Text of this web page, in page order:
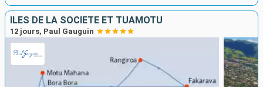
ÎLES DE LA SOCIÉTÉ ET TUAMOTU
12 jours, Paul Gauguin